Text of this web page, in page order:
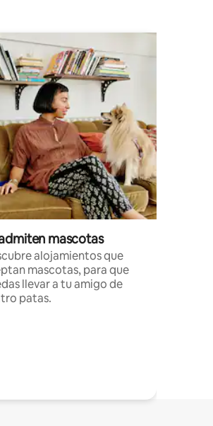
mascotas
alojamientos que
mascotas, para que
llevar a tu amigo de
patas.